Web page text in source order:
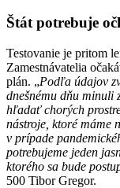
Štát potrebuje
Testovanie je pritom
Zamestnávatelia
plán. „Podľa údajov
dnešnému dňu minuli
hľadať chorých
nástroje, ktoré máme
v prípade
potrebujeme jeden
ktorého sa bude
500 Tibor Gregor.